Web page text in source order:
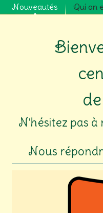
Nouveautés Qui on
N'hésitez pas
Nous